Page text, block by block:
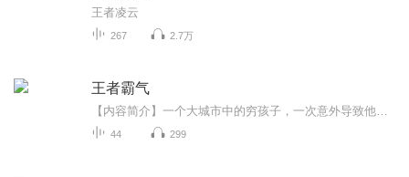
王者凌云
267 2.7万
王者霸气
44 299